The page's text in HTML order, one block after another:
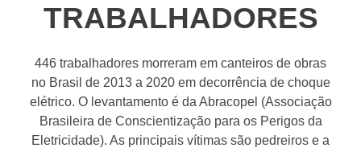
TRABALHADORES
446 trabalhadores morreram em canteiros de obras
no Brasil de 2013 a 2020 em decorrência de choque
elétrico. O levantamento é da Abracopel (Associação
Brasileira de Conscientização para os Perigos da
Eletricidade). As principais vítimas são pedreiros e a